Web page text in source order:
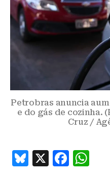
Petrobras anuncia
e do gás de cozinha.
Cruz /
B
X
F